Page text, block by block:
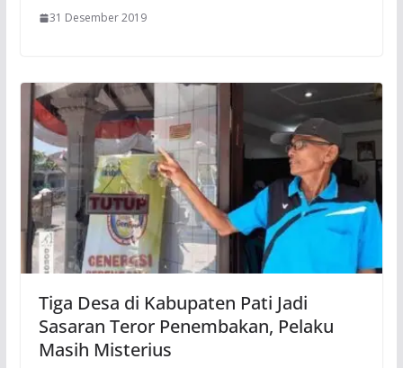
31 Desember 2019
Tiga Desa di Kabupaten Pati Jadi
Sasaran Teror Penembakan, Pelaku
Masih Misterius